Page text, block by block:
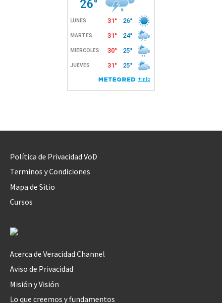
Política de Privacidad VoD
Terminos y Condiciones
Mapa de Sitio
Cursos
Acerca de Veracidad Channel
Aviso de Privacidad
Misión y Visión
Lo que creemos y fundamentos